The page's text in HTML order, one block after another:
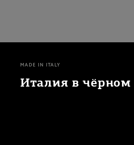
MADE IN ITALY
Италия в чёрном